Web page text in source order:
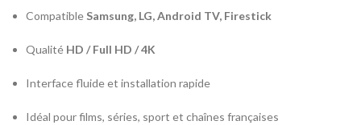
Compatible Samsung, LG, Android TV, Firestick
Qualité HD / Full HD / 4K
Interface fluide et installation rapide
Idéal pour films, séries, sport et chaînes françaises